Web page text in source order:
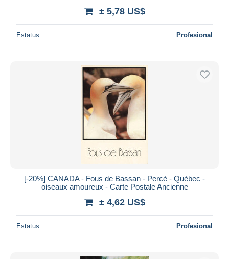
± 5,78 US$
Estatus Profesional
[-20%] CANADA - Fous de Bassan - Percé - Québec -
oiseaux amoureux - Carte Postale Ancienne
± 4,62 US$
Estatus Profesional